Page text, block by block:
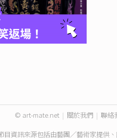
© art-mate.net | 關於我們 | 聯絡
目資訊來源包括由藝團／藝術家提供